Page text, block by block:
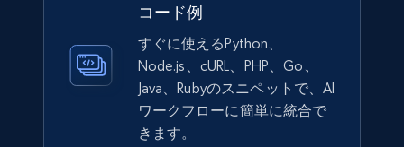
コード例
すぐに使えるPython、
Node.js、cURL、PHP、Go、
Java、Rubyのスニペットで、AI
ワークフローに簡単に統合で
きます。